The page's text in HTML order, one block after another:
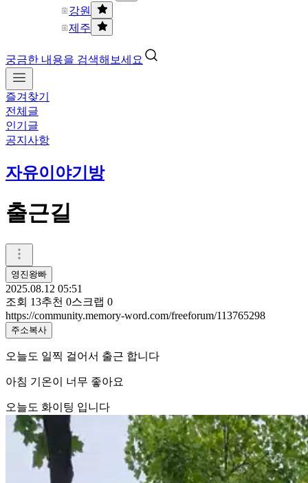
강원
제주
궁금한 내용을 검색해보세요
즐겨찾기
전체글
인기글
공지사항
자유이야기방
출근길
영진왕빠
2025.08.12 05:51
조회 13추천 0스크랩 0
https://community.memory-word.com/freeforum/113765298
주소복사
오늘도 일찍 걸어서 출근 합니다
아침 기온이 너무 좋아요
오늘도 화이팅 입니다